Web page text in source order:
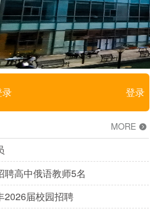
录 登录
MORE
聘高中俄语教师5名
2026届校园招聘